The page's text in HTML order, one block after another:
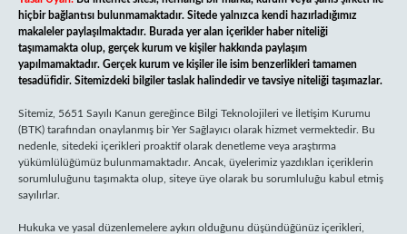
hiçbir bağlantısı bulunmamaktadır. Sitede yalnızca kendi hazırladığımız
makaleler paylaşılmaktadır. Burada yer alan içerikler haber niteliği
taşımamakta olup, gerçek kurum ve kişiler hakkında paylaşım
yapılmamaktadır. Gerçek kurum ve kişiler ile isim benzerlikleri tamamen
tesadüfidir. Sitemizdeki bilgiler taslak halindedir ve tavsiye niteliği taşımazlar.
Sitemiz, 5651 Sayılı Kanun gereğince Bilgi Teknolojileri ve İletişim Kurumu
(BTK) tarafından onaylanmış bir Yer Sağlayıcı olarak hizmet vermektedir. Bu
nedenle, sitedeki içerikleri proaktif olarak denetleme veya araştırma
yükümlülüğümüz bulunmamaktadır. Ancak, üyelerimiz yazdıkları içeriklerin
sorumluluğunu taşımakta olup, siteye üye olarak bu sorumluluğu kabul etmiş
sayılırlar.
Hukuka ve yasal düzenlemelere aykırı olduğunu düşündüğünüz içerikleri,